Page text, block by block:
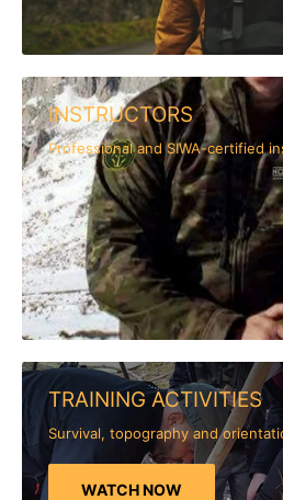
INSTRUCTORS
Professional and SIWA-certified
TRAINING ACTIVITIES
Survival, topography and
WATCH NOW